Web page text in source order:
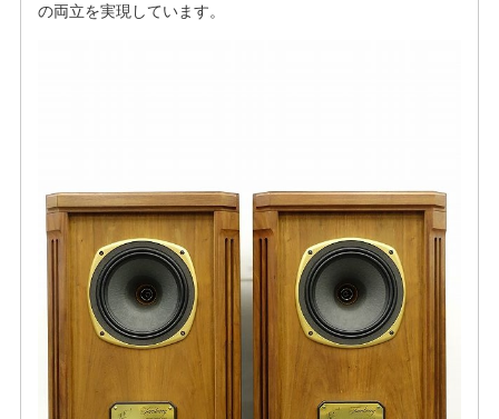
の両立を実現しています。